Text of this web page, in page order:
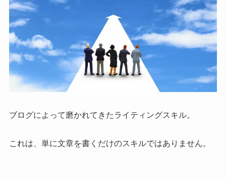
ブログによって磨かれてきたライティングスキル。
これは、単に文章を書くだけのスキルではありません。